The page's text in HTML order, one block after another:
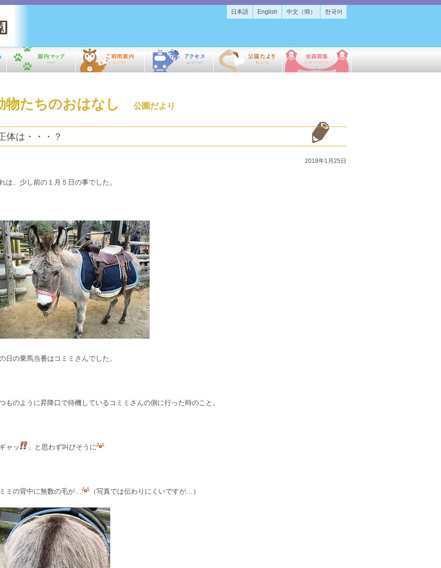
日本語 English 中文（簡） 한국어
物たちのおはなし 公園だより
体は・・・？
2018年1月25日
は、少し前の１月５日の事でした。
日の乗馬当番はコミミさんでした。
ものように昇降口で待機しているコミミさんの側に行った時のこと。
ギャッ 」と思わず叫びそうに
ミの背中に無数の毛が… （写真では伝わりにくいですが…）